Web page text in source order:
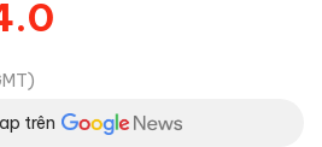
trên